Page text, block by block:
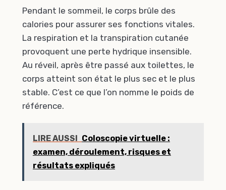
Pendant le sommeil, le corps brûle des
calories pour assurer ses fonctions vitales.
La respiration et la transpiration cutanée
provoquent une perte hydrique insensible.
Au réveil, après être passé aux toilettes, le
corps atteint son état le plus sec et le plus
stable. C’est ce que l’on nomme le poids de
référence.
LIRE AUSSI
Coloscopie virtuelle :
examen, déroulement, risques et
résultats expliqués